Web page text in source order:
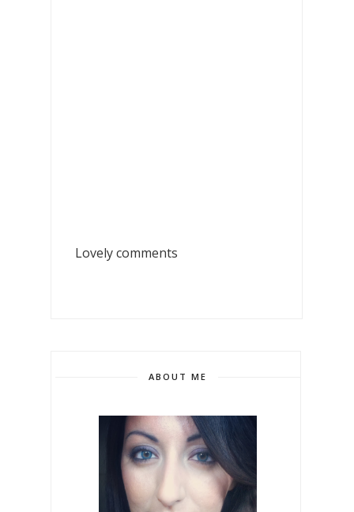
Lovely comments
ABOUT ME